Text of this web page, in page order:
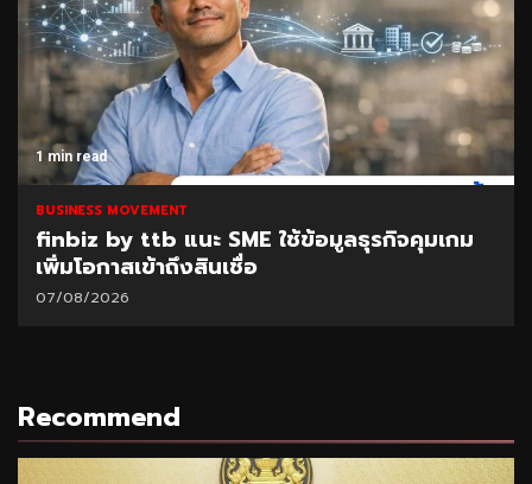
1 min read
BUSINESS MOVEMENT
finbiz by ttb แนะ SME ใช้ข้อมูลธุรกิจคุมเกม
เพิ่มโอกาสเข้าถึงสินเชื่อ
07/08/2026
Recommend